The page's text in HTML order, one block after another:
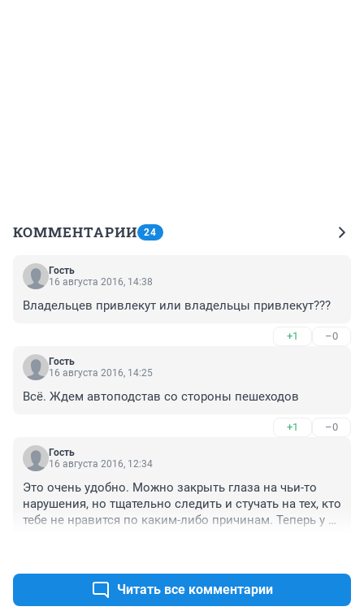
КОММЕНТАРИИ 24
Гость
16 августа 2016, 14:38
Владельцев привлекут или владельцы привлекут???
+1 –0
Гость
16 августа 2016, 14:25
Всё. Ждем автоподстав со стороны пешеходов
+1 –0
Гость
16 августа 2016, 12:34
Это очень удобно. Можно закрыть глаза на чьи-то
нарушения, но тщательно следить и стучать на тех, кто
тебе не нравится по каким-либо причинам. Теперь у
Читать все комментарии